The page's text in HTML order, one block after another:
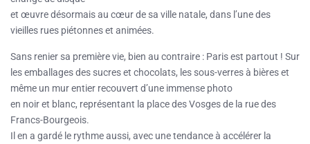
et œuvre désormais au cœur de sa ville natale, dans l’une des
vieilles rues piétonnes et animées.
Sans renier sa première vie, bien au contraire : Paris est partout ! Sur
les emballages des sucres et chocolats, les sous-verres à bières et
même un mur entier recouvert d’une immense photo
en noir et blanc, représentant la place des Vosges de la rue des
Francs-Bourgeois.
Il en a gardé le rythme aussi, avec une tendance à accélérer la